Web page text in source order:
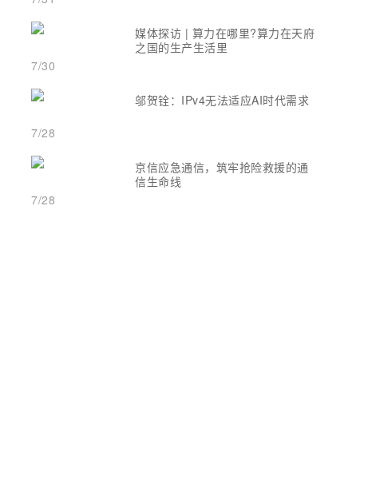
媒体探访 | 算力在哪里?算力在天府
之国的生产生活里
7/30
邬贺铨：IPv4无法适应AI时代需求
7/28
京信应急通信，筑牢抢险救援的通
信生命线
7/28